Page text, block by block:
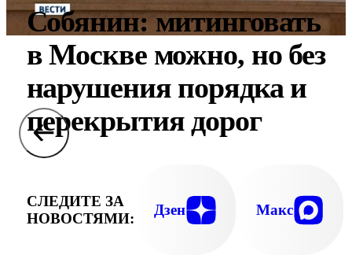
Собянин: митинговать
в Москве можно, но без
нарушения порядка и
перекрытия дорог
СЛЕДИТЕ ЗА
НОВОСТЯМИ:
Дзен Макс